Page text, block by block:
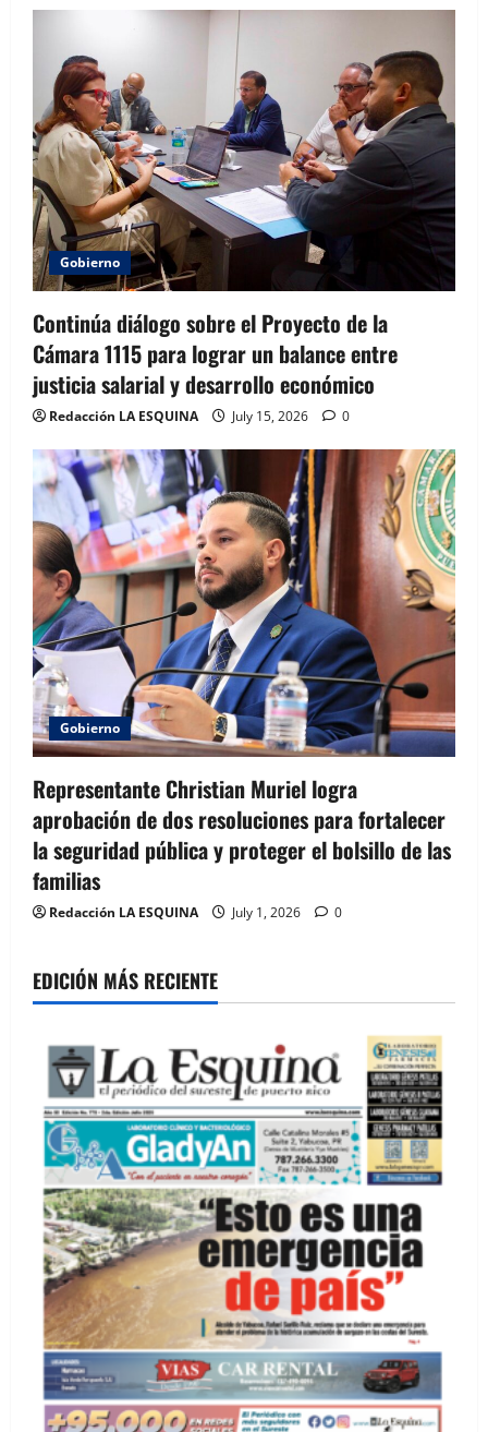
Gobierno
Continúa diálogo sobre el Proyecto de la
Cámara 1115 para lograr un balance entre
justicia salarial y desarrollo económico
Redacción LA ESQUINA July 15, 2026 0
Gobierno
Representante Christian Muriel logra
aprobación de dos resoluciones para fortalecer
la seguridad pública y proteger el bolsillo de las
familias
Redacción LA ESQUINA July 1, 2026 0
EDICIÓN MÁS RECIENTE